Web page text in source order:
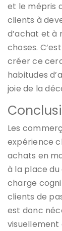
et le mépris
clients à
d’achat et à
choses.
créer ce
habitudes
joie de la
Les
expérience
achats en
à la place
charge
clients de
est donc
visuellement